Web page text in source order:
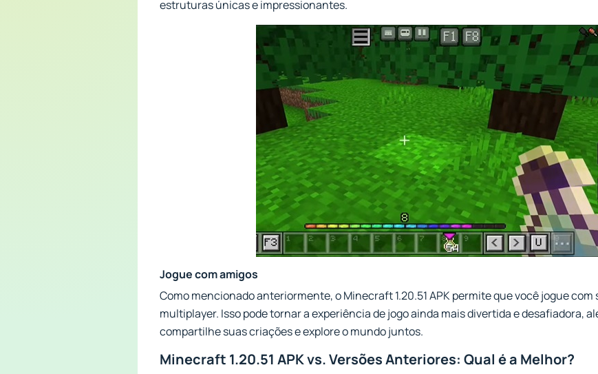
estruturas únicas e impressionantes.
Jogue com amigos
Como mencionado anteriormente, o Minecraft 1.20.51 APK permite que você jogue com
multiplayer. Isso pode tornar a experiência de jogo ainda mais divertida e desafiadora,
compartilhe suas criações e explore o mundo juntos.
Minecraft 1.20.51 APK vs. Versões Anteriores: Qual é a Melhor?